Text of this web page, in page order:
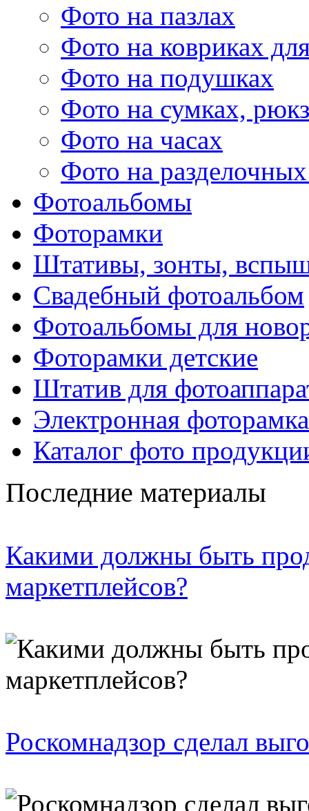
Фото на пазлах
Фото на ковриках
Фото на подушках
Фото на сумках,
Фото на часах
Фото на
Фотоальбомы
Фоторамки
Штативы, зонты,
Свадебный фотоальбом
Фотоальбомы для
Фоторамки детские
Штатив для
Электронная фоторамка
Каталог фото
Последние материалы
Какими должны быть
маркетплейсов?
Роскомнадзор сделал